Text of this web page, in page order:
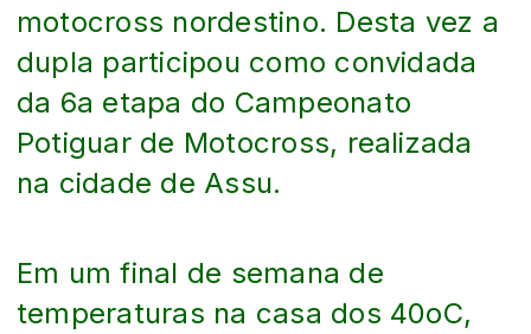
motocross nordestino. Desta vez a
dupla participou como convidada
da 6a etapa do Campeonato
Potiguar de Motocross, realizada
na cidade de Assu.
Em um final de semana de
temperaturas na casa dos 40oC,